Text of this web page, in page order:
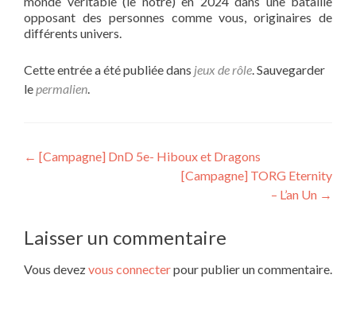
opposant des personnes comme vous, originaires de
différents univers.
Cette entrée a été publiée dans jeux de rôle. Sauvegarder
lepermalien.
Navigation
← [Campagne] DnD 5e- Hiboux et Dragons
[Campagne] TORG Eternity
– L’an Un →
Laisser un commentaire
Vous devezvous connecterpour publier un commentaire.